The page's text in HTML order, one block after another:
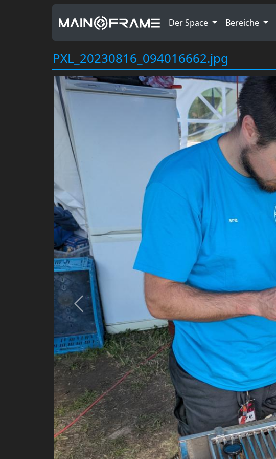
Der Space Bereiche
PXL_20230816_094016662.jpg